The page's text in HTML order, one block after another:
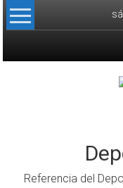
Skip to content
Referencia del